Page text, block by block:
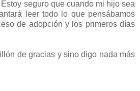
seguro que cuando mi hijo sea
leer todo lo que pensábamos
de adopción y los primeros días
de gracias y sino digo nada más